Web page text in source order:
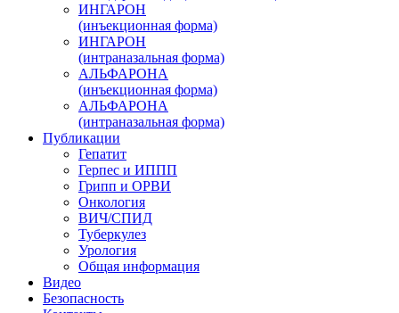
ИНГАРОН
(инъекционная форма)
ИНГАРОН
(интраназальная форма)
АЛЬФАРОНА
(инъекционная форма)
АЛЬФАРОНА
(интраназальная форма)
Публикации
Гепатит
Герпес и ИППП
Грипп и ОРВИ
Онкология
ВИЧ/СПИД
Туберкулез
Урология
Общая информация
Видео
Безопасность